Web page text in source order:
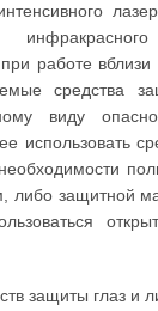
работе вблизи
средства
виду
использовать
защитной
защиты глаз и